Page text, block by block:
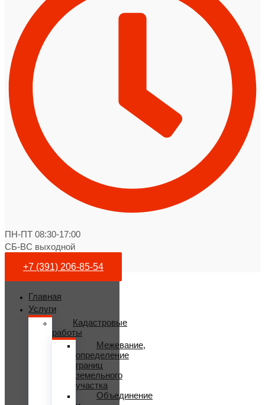
ПН-ПТ 08:30-17:00
СБ-ВС выходной
+7 (391) 206-85-54
Главная
Услуги
Кадастровые
работы
Межевание,
определение
границ
земельного
участка
Объединение